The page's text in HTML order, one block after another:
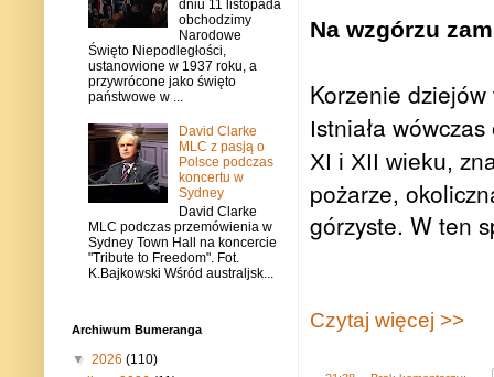
Na wzgórzu
Korzenie
Istniała
XI i XII wieku,
pożarze,
górzyste. W ten
Czytaj więcej >>
dniu 11 listopada
obchodzimy
Narodowe
Święto Niepodległości,
ustanowione w 1937 roku, a
przywrócone jako święto
państwowe w ...
David Clarke
MLC z pasją o
Polsce podczas
koncertu w
Sydney
David Clarke
MLC podczas przemówienia w
Sydney Town Hall na koncercie
"Tribute to Freedom". Fot.
K.Bajkowski Wśród australjsk...
Archiwum Bumeranga
▼ 2026 (110)